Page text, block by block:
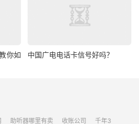
你如
中国广电电话卡信号好吗？
助听器哪里有卖 收账公司 千年3